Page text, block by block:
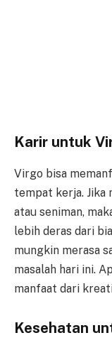
Karir untuk
Virgo bisa
tempat kerja. Jika
atau seniman,
lebih deras dari
mungkin merasa
masalah hari ini.
manfaat dari
Kesehatan